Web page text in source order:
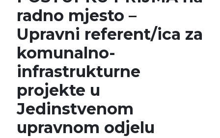
radno mjesto –
Upravni referent/ica za
komunalno-
infrastrukturne
projekte u
Jedinstvenom
upravnom odjelu